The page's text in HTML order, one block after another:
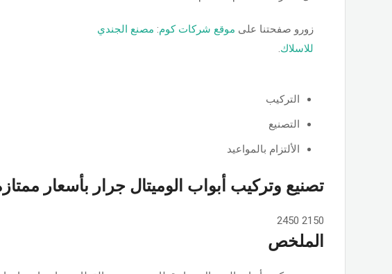
زورو صفحتنا على موقع شركات كوم: مصنع الجندي
للاسلاك.
التركيب
التصنيع
الألتزام بالمواعيد
تصنيع وتركيب أبواب الوميتال جرار بأسعار
2150
2450
الملخص